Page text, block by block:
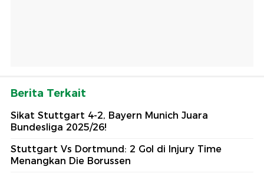
Berita Terkait
Sikat Stuttgart 4-2, Bayern Munich Juara
Bundesliga 2025/26!
Stuttgart Vs Dortmund: 2 Gol di Injury Time
Menangkan Die Borussen